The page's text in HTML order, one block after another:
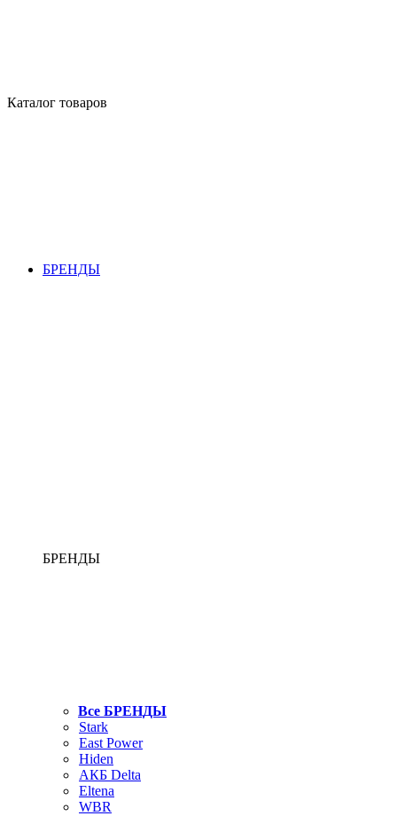
Каталог товаров
БРЕНДЫ
БРЕНДЫ
Все БРЕНДЫ
Stark
East Power
Hiden
АКБ Delta
Eltena
WBR